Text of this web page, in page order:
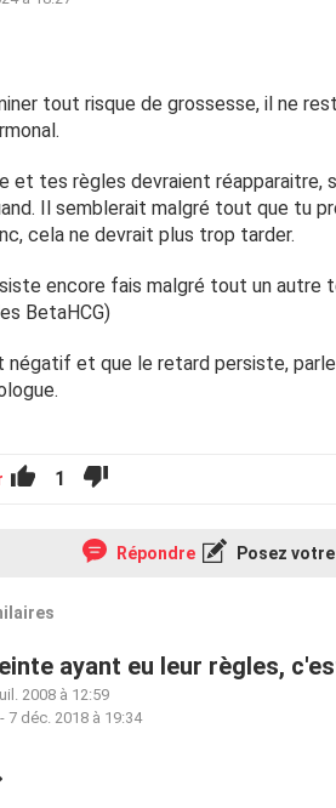
mes cycles antérieurs, je ressens les
qui devient plus volumineuse et
crampes au ventre, alors que les
des règles ou pendant les 2
en avance pour votre temps en
tout risque de grossesse, il ne
et tes règles devraient réapparaitre,
Il semblerait malgré tout que tu
cela ne devrait plus trop tarder.
encore fais malgré tout un autre
BetaHCG)
et que le retard persiste,
1
Répondre Posez
ayant eu leur règles,
2008 à 12:59
- 7 déc. 2018 à 19:34